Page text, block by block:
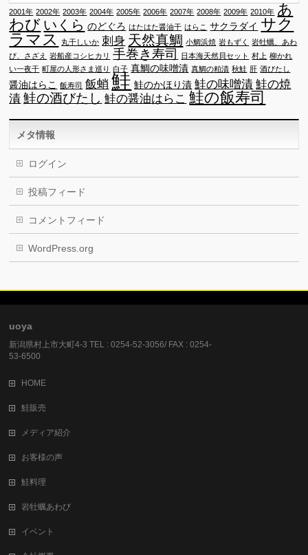
2001年 2002年 2003年 2004年 2005年 2006年 2007年 2008年 2009年 2010年 あ
わび いくら のどぐろ はたはた醤油干 はらこ サクラダイ サク
ラマス
丸干しいか 刺身 天然真鯛 小鯛浜焼 岩もずく
岩牡蠣、あわ
び、さざえ
岩船産コシヒカリ 手巻き寿司 日本海天然貝セット 村上 柳かれ
い一夜干 町屋の人形さま巡り 白子 真鯛の味噌漬 真鯛の粕漬 秋鮭 肝 酒びたし
醤油はらこ 飯寿司 飯蛸 鮭 鮭のかほり漬 鮭の味噌漬 鮭の焼
漬 鮭の酒びたし 鮭の醤油はらこ 鮭の飯寿司
メタ情報
ログイン
投稿フィード
コメントフィード
WordPress.org
uoya
新潟県村上市大町4-3 TEL : 0254-52-3056/ FAX : 0254-
53-6500
HOME
鮭販売
メディア紹介
お客様の声
鮭料理
岩牡蠣あわび
イベント